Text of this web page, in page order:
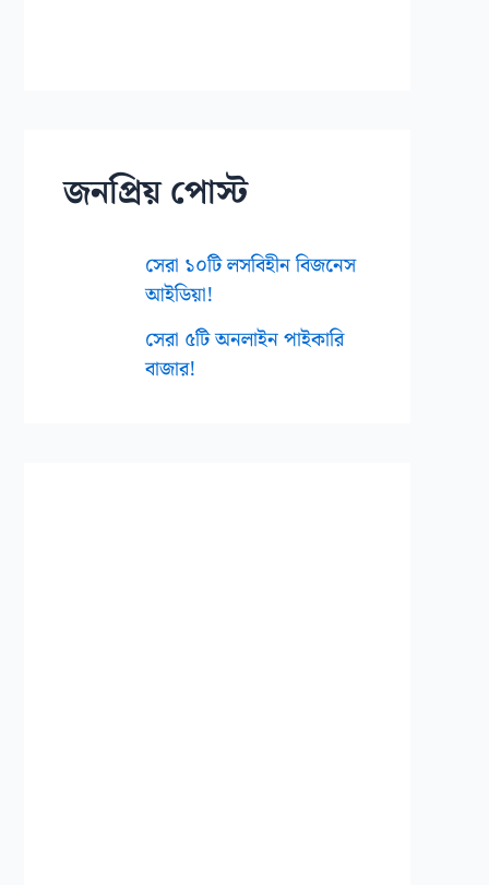
জনপ্রিয় পোস্ট
সেরা ১০টি লসবিহীন বিজনেস
আইডিয়া!
সেরা ৫টি অনলাইন পাইকারি
বাজার!